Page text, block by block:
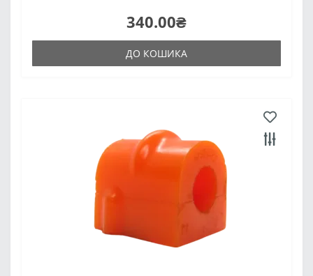
340.00₴
ДО КОШИКА